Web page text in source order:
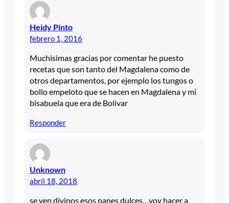
Heidy Pinto
febrero 1, 2016
Muchisimas gracias por comentar he puesto
recetas que son tanto del Magdalena como de
otros departamentos, por ejemplo los tungos o
bollo empeloto que se hacen en Magdalena y mi
bisabuela que era de Bolivar
Responder
Unknown
abril 18, 2018
se ven divinos esos panes dulces…voy hacer a